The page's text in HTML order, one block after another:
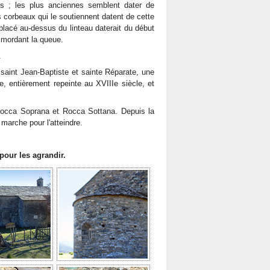
; les plus anciennes semblent dater de
qui le soutiennent datent de cette
au-dessus du linteau daterait du début
la queue.
Jean-Baptiste et sainte Réparate, une
entièrement repeinte au XVIIIe siècle, et
Soprana et Rocca Sottana. Depuis la
pour l'atteindre.
les agrandir.